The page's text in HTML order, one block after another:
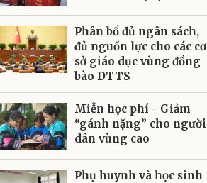
Phân bổ đủ ngân sách,
đủ nguồn lực cho các cơ
sở giáo dục vùng đồng
bào DTTS
Miễn học phí - Giảm
“gánh nặng” cho người
dân vùng cao
Phụ huynh và học sinh
Gửi